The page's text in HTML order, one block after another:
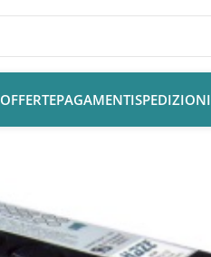
OFFERTEPAGAMENTISPEDIZIONI